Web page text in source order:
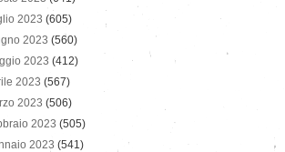
2023 (605)
2023 (560)
2023 (412)
2023 (567)
2023 (506)
2023 (505)
2023 (541)